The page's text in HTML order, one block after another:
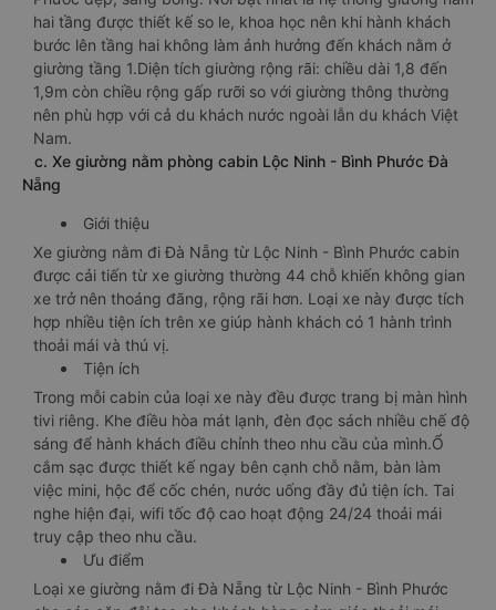
hai tầng được thiết kế so le, khoa học nên khi hành khách
bước lên tầng hai không làm ảnh hưởng đến khách nằm ở
giường tầng 1.Diện tích giường rộng rãi: chiều dài 1,8 đến
1,9m còn chiều rộng gấp rưỡi so với giường thông thường
nên phù hợp với cả du khách nước ngoài lẫn du khách Việt
Nam.
c. Xe giường nằm phòng cabin Lộc Ninh - Bình Phước Đà
Nẵng
Giới thiệu
Xe giường nằm đi Đà Nẵng từ Lộc Ninh - Bình Phước cabin
được cải tiến từ xe giường thường 44 chỗ khiến không gian
xe trở nên thoáng đãng, rộng rãi hơn. Loại xe này được tích
hợp nhiều tiện ích trên xe giúp hành khách có 1 hành trình
thoải mái và thú vị.
Tiện ích
Trong mỗi cabin của loại xe này đều được trang bị màn hình
tivi riêng. Khe điều hòa mát lạnh, đèn đọc sách nhiều chế độ
sáng để hành khách điều chỉnh theo nhu cầu của mình.Ổ
cắm sạc được thiết kế ngay bên cạnh chỗ nằm, bàn làm
việc mini, hộc để cốc chén, nước uống đầy đủ tiện ích. Tai
nghe hiện đại, wifi tốc độ cao hoạt động 24/24 thoải mái
truy cập theo nhu cầu.
Ưu điểm
Loại xe giường nằm đi Đà Nẵng từ Lộc Ninh - Bình Phước